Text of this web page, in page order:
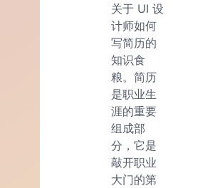
关于 UI 设
计师如何
写简历的
知识食
粮。简历
是职业生
涯的重要
组成部
分，它是
敲开职业
大门的第